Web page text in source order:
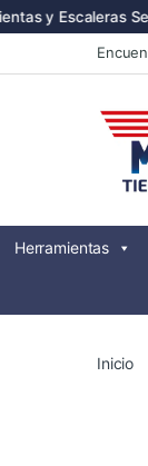
y Escaleras
to
to
Herramientas
Inicio